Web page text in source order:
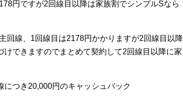
円ですが2回線目以降は家族割でシンプルSなら
回線、1回線目は2178円かかりますが2回線目以降
できますのでまとめて契約して2回線目以降に家
につき20,000円のキャッシュバック